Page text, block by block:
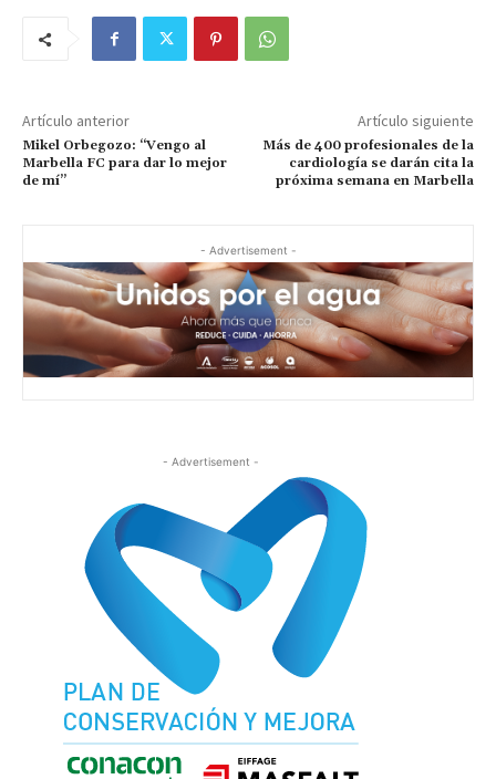
Artículo anterior
Mikel Orbegozo: “Vengo al
Marbella FC para dar lo mejor
de mí”
Artículo siguiente
Más de 400 profesionales de la
cardiología se darán cita la
próxima semana en Marbella
- Advertisement -
- Advertisement -